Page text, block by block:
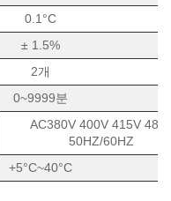
0.1°C
± 1.5%
2개
0~9999분
AC380V 400V 415V
50HZ/60HZ
+5°C~40°C